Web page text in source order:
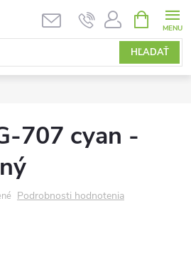
HĽADAŤ
KOŠÍK
707 cyan -
Podrobnosti hodnotenia